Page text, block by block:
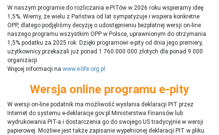
W naszym programie do rozliczania e-PITów w 2026 roku wspieramy ideę
1,5%. Wiemy, że wielu z Państwa od lat sympatyzuje i wspiera konkretne
OPP, dlatego podjęliśmy decyzję o udostępnieniu bezpłatnej wersji on-line
naszego programu wszystkim OPP w Polsce, uprawnionym do otrzymania
1,5% podatku za 2025 rok. Dzięki programowi e-pity od dnia jego premiery,
użytkownicy przekazali już ponad 1 760 000 000 złotych dla ponad 9 000
organizacji.
Więcej informacji na www.e-life.org.pl
Wersja online programu e-pity
W wersji on-line podatnik ma możliwość wysłania deklaracji PIT przez
Internet do systemu e-deklaracje.gov.pl Ministerstwa Finansów lub
wydrukowania PIT-a i dostarczenia go do swojego US tradycyjnie w wersji
papierowej. Możliwe jest także zapisanie wypełnionej deklaracji PIT w pliku